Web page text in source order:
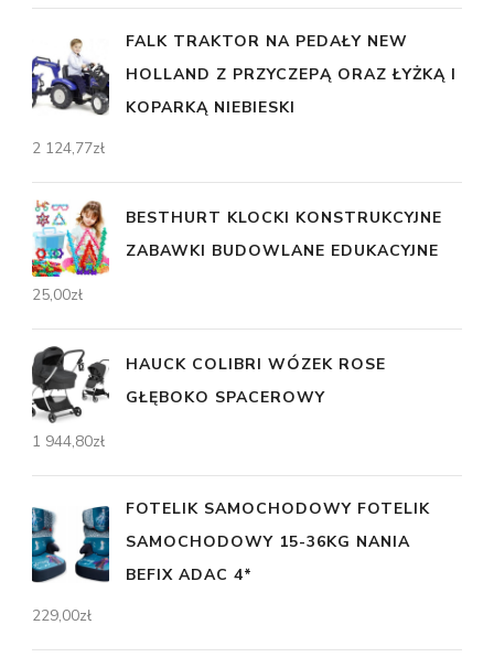
FALK TRAKTOR NA PEDAŁY NEW
HOLLAND Z PRZYCZEPĄ ORAZ ŁYŻKĄ I
KOPARKĄ NIEBIESKI
2 124,77zł
BESTHURT KLOCKI KONSTRUKCYJNE
ZABAWKI BUDOWLANE EDUKACYJNE
25,00zł
HAUCK COLIBRI WÓZEK ROSE
GŁĘBOKO SPACEROWY
1 944,80zł
FOTELIK SAMOCHODOWY FOTELIK
SAMOCHODOWY 15-36KG NANIA
BEFIX ADAC 4*
229,00zł